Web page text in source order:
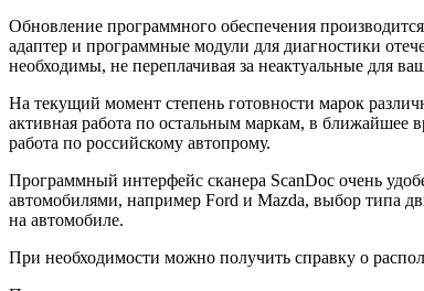
Обновление программного обеспечения
адаптер и программные модули для диагностики
необходимы, не переплачивая за неактуальные для
На текущий момент степень готовности марок
активная работа по остальным маркам, в ближайшее
работа по российскому автопрому.
Программный интерфейс сканера ScanDoc очень
автомобилями, например Ford и Mazda, выбор типа
на автомобиле.
При необходимости можно получить справку о